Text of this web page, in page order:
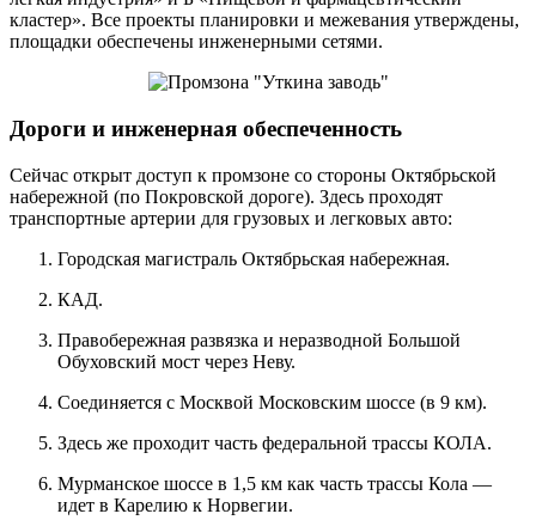
кластер». Все проекты планировки и межевания утверждены,
площадки обеспечены инженерными сетями.
Дороги и инженерная обеспеченность
Сейчас открыт доступ к промзоне со стороны Октябрьской
набережной (по Покровской дороге). Здесь проходят
транспортные артерии для грузовых и легковых авто:
Городская магистраль Октябрьская набережная.
КАД.
Правобережная развязка и неразводной Большой
Обуховский мост через Неву.
Соединяется с Москвой Московским шоссе (в 9 км).
Здесь же проходит часть федеральной трассы КОЛА.
Мурманское шоссе в 1,5 км как часть трассы Кола —
идет в Карелию к Норвегии.